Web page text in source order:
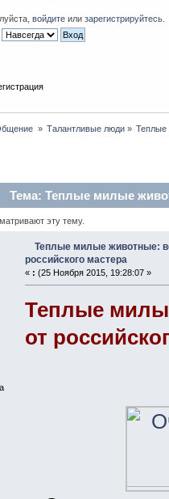
войдите или зарегистрируйтесь
» Талантливые люди» Теплые
Тема: Теплые милые
эту тему.
Теплые милые животные:
российского мастера
« : (25 Ноября 2015, 19:28:07 »
Теплые
от